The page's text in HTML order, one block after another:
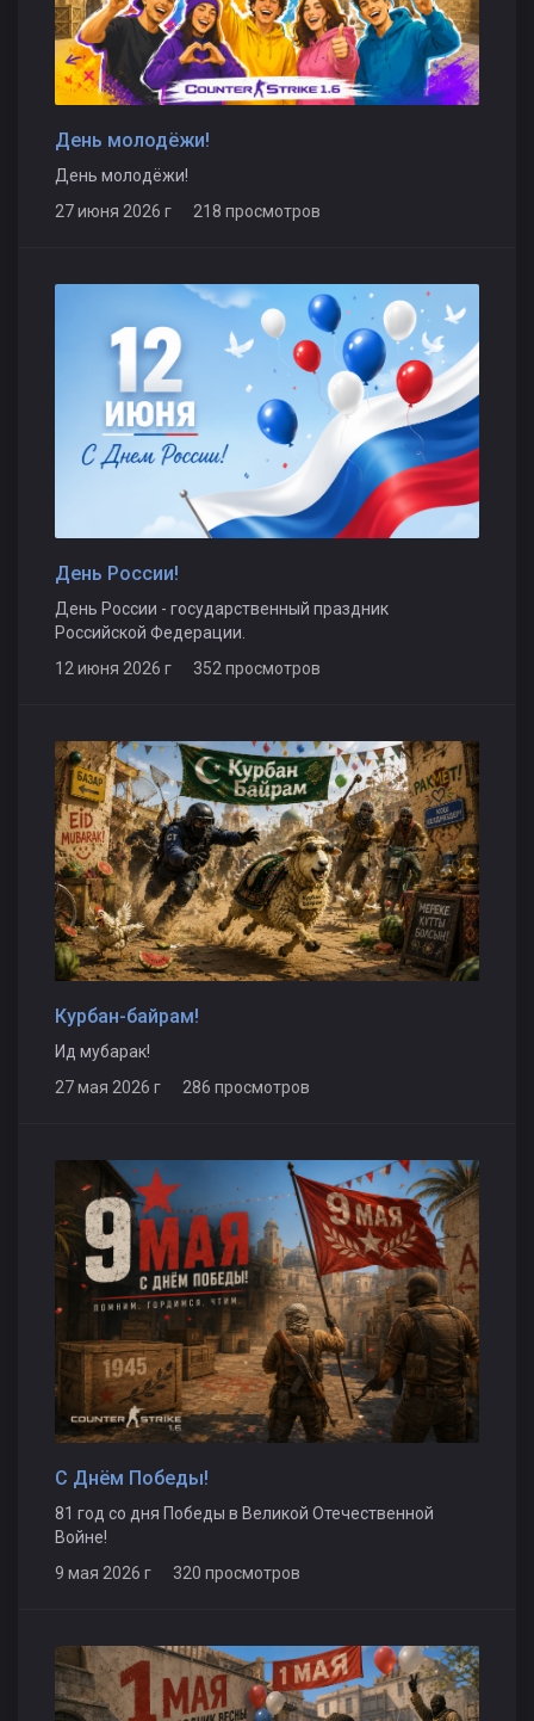
День молодёжи!
День молодёжи!
27 июня 2026 г 218 просмотров
День России!
День России - государственный праздник
Российской Федерации.
12 июня 2026 г 352 просмотров
Курбан-байрам!
Ид мубарак!
27 мая 2026 г 286 просмотров
С Днём Победы!
81 год со дня Победы в Великой Отечественной
Войне!
9 мая 2026 г 320 просмотров